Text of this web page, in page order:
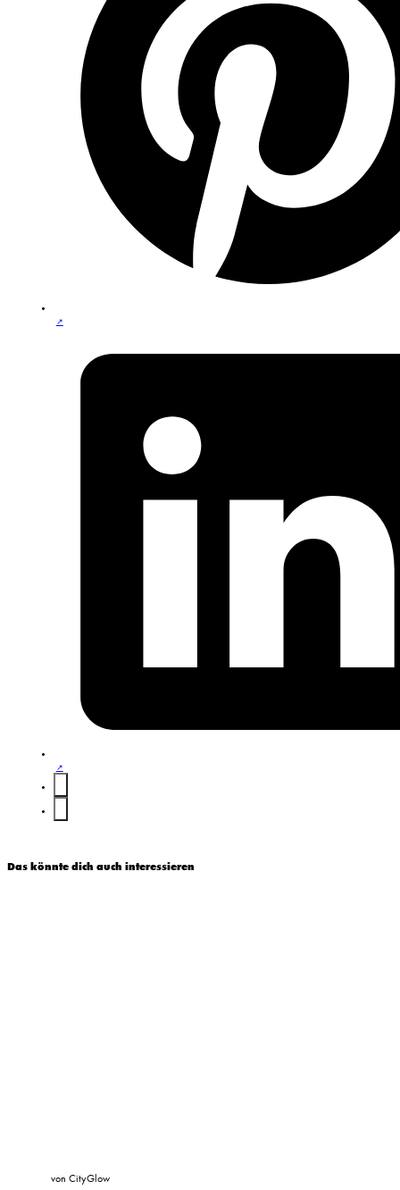
Das könnte dich auch interessieren
von CityGlow